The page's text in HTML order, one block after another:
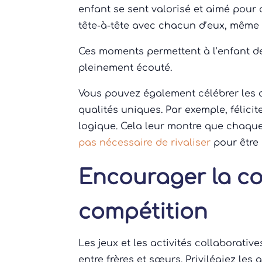
enfant se sent valorisé et aimé pour
tête-à-tête avec chacun d’eux,
Ces moments permettent à l’enfant
pleinement écouté.
Vous pouvez également célébrer
qualités uniques. Par exemple,
logique. Cela leur montre que
pas nécessaire de rivaliser pour être
Encourager la
compétition
Les jeux et les activités
entre frères et sœurs. Privilégiez les